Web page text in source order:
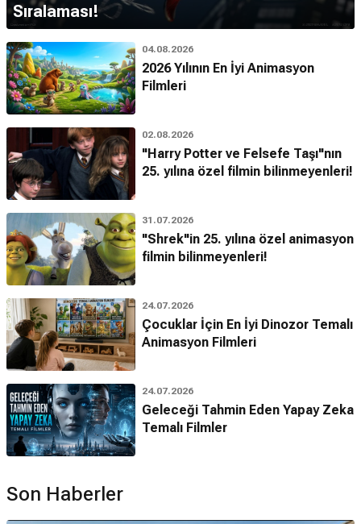
Sıralaması!
04.08.2026
2026 Yılının En İyi Animasyon
Filmleri
02.08.2026
"Harry Potter ve Felsefe Taşı"nın
25. yılına özel filmin bilinmeyenleri!
31.07.2026
"Shrek"in 25. yılına özel animasyon
filmin bilinmeyenleri!
24.07.2026
Çocuklar İçin En İyi Dinozor Temalı
Animasyon Filmleri
24.07.2026
Geleceği Tahmin Eden Yapay Zeka
Temalı Filmler
Son Haberler